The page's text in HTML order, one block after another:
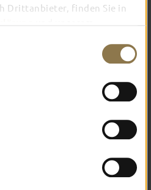
Drittanbieter, finden Sie in